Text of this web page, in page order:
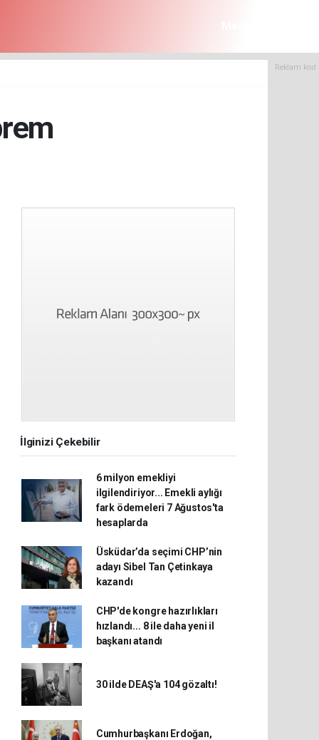
Reklam
İlginizi Çekebilir
6 milyon emekliyi
ilgilendiriyor... Emekli aylığı
fark ödemeleri 7 Ağustos'ta
hesaplarda
Üsküdar’da seçimi CHP’nin
adayı Sibel Tan Çetinkaya
kazandı
CHP'de kongre hazırlıkları
hızlandı... 8 ile daha yeni il
başkanı atandı
30 ilde DEAŞ'a 104 gözaltı!
Cumhurbaşkanı Erdoğan,